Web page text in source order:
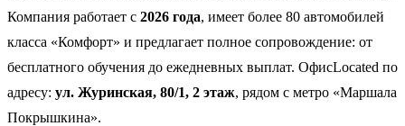
Компания работает с 2026 года, имеет более 80 автомобилей
класса «Комфорт» и предлагает полное сопровождение: от
бесплатного обучения до ежедневных выплат. ОфисLocated по
адресу: ул. Журинская, 80/1, 2 этаж, рядом с метро «Маршала
Покрышкина».